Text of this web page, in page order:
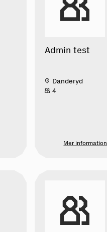
Admin test
Danderyd
4
Mer information